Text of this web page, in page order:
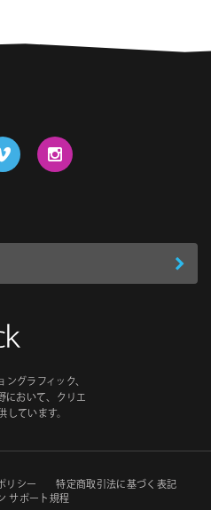
登
グラフィック、
において、クリエ
ています。
リシー
特定商取引法に基づく表記
サポート規程